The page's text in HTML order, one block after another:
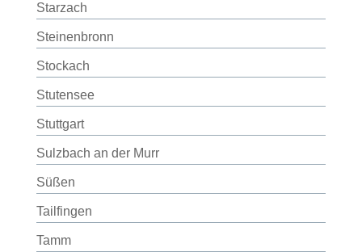
Starzach
Steinenbronn
Stockach
Stutensee
Stuttgart
Sulzbach an der Murr
Süßen
Tailfingen
Tamm